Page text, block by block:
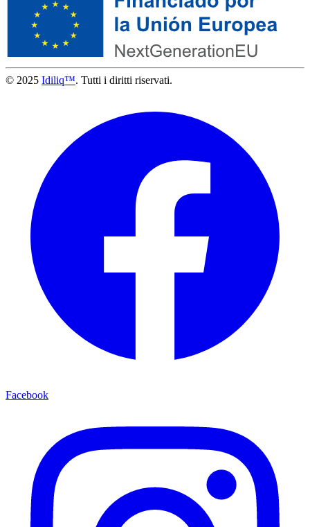
© 2025 Idiliq™. Tutti i diritti riservati.
Facebook